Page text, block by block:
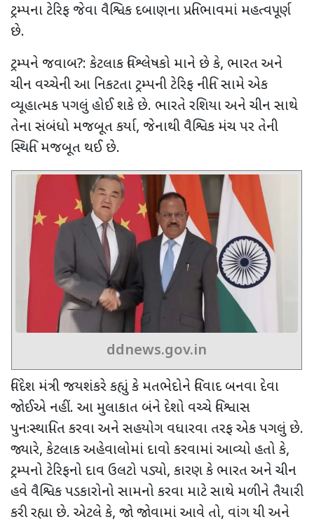
ટ્રમ્પના ટેરિફ જેવા વૈશ્વિક દબાણના પ્રતિભાવમાં મહત્વપૂર્ણ
છે.
ટ્રમ્પને જવાબ?: કેટલાક વિશ્લેષકો માને છે કે, ભારત અને
ચીન વચ્ચેની આ નિકટતા ટ્રમ્પની ટેરિફ નીતિ સામે એક
વ્યૂહાત્મક પગલું હોઈ શકે છે. ભારતે રશિયા અને ચીન સાથે
તેના સંબંધો મજબૂત કર્યા, જેનાથી વૈશ્વિક મંચ પર તેની
સ્થિતિ મજબૂત થઈ છે.
ddnews.gov.in
વિદેશ મંત્રી જયશંકરે કહ્યું કે મતભેદોને વિવાદ બનવા દેવા
જોઈએ નહીં. આ મુલાકાત બંને દેશો વચ્ચે વિશ્વાસ
પુનઃસ્થાપિત કરવા અને સહયોગ વધારવા તરફ એક પગલું છે.
જ્યારે, કેટલાક અહેવાલોમાં દાવો કરવામાં આવ્યો હતો કે,
ટ્રમ્પનો ટેરિફનો દાવ ઉલટો પડ્યો, કારણ કે ભારત અને ચીન
હવે વૈશ્વિક પડકારોનો સામનો કરવા માટે સાથે મળીને તૈયારી
કરી રહ્યા છે. એટલે કે, જો જોવામાં આવે તો, વાંગ યી અને